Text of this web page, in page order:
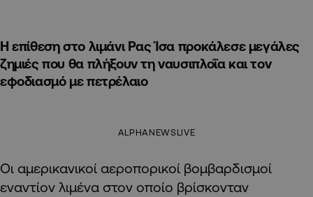
Η επίθεση στο λιμάνι Ρας Ίσα προκάλεσε μεγάλες
ζημιές που θα πλήξουν τη ναυσιπλοΐα και τον
εφοδιασμό με πετρέλαιο
ALPHANEWSLIVE
Οι αμερικανικοί αεροπορικοί βομβαρδισμοί
εναντίον λιμένα στον οποίο βρίσκονταν